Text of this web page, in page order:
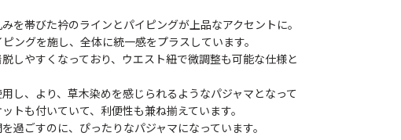
を帯びた衿のラインとパイピングが上品なアクセントに。
ングを施し、全体に統一感をプラスしています。
しやすくなっており、ウエスト紐で微調整も可能な仕様と
し、より、草木染めを感じられるようなパジャマとなって
トも付いていて、利便性も兼ね揃えています。
過ごすのに、ぴったりなパジャマになっています。